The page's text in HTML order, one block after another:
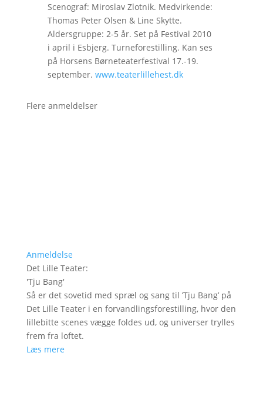
Scenograf: Miroslav Zlotnik. Medvirkende:
Thomas Peter Olsen & Line Skytte.
Aldersgruppe: 2-5 år. Set på Festival 2010
i april i Esbjerg. Turneforestilling. Kan ses
på Horsens Børneteaterfestival 17.-19.
september. www.teaterlillehest.dk
Flere anmeldelser
Anmeldelse
Det Lille Teater:
'Tju Bang'
Så er det sovetid med spræl og sang til ’Tju Bang’ på
Det Lille Teater i en forvandlingsforestilling, hvor den
lillebitte scenes vægge foldes ud, og universer trylles
frem fra loftet.
Læs mere